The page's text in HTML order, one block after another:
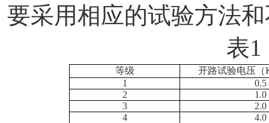
要采用相应的试验方法
表1
等级 开路试验电压（
1
0.5
2
1.0
3
2.0
4
4.0